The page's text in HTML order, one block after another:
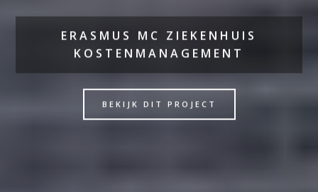
ERASMUS MC ZIEKENHUIS
KOSTENMANAGEMENT
BEKIJK DIT PROJECT